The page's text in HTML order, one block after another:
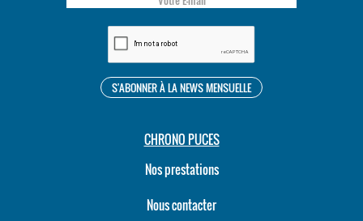
CHRONO PUCES
Nos prestations
Nous contacter